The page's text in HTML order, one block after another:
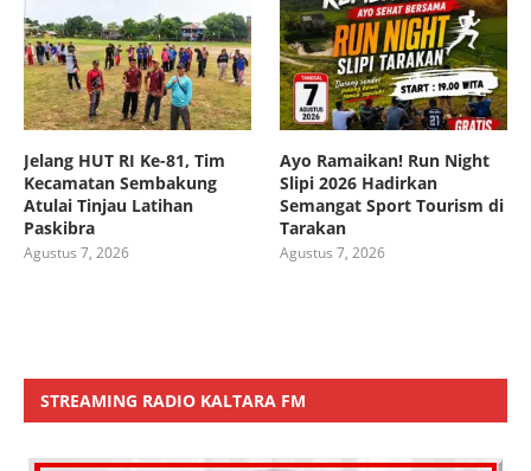
Jelang HUT RI Ke-81, Tim
Kecamatan Sembakung
Atulai Tinjau Latihan
Paskibra
Agustus 7, 2026
Ayo Ramaikan! Run Night
Slipi 2026 Hadirkan
Semangat Sport Tourism di
Tarakan
Agustus 7, 2026
STREAMING RADIO KALTARA FM